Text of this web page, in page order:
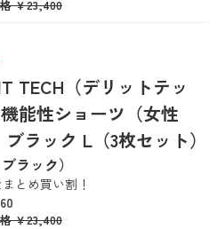
￥23,400
TECH（デリットテッ
能性ショーツ（女性
ラック L（3枚セット）
ラック）
とめ買い割！
￥23,400